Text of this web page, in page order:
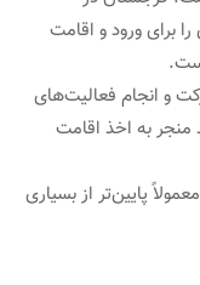
برای ورود و اقامت
و انجام فعالیت‌های
منجر به اخذ اقامت
پایین‌تر از بسیاری